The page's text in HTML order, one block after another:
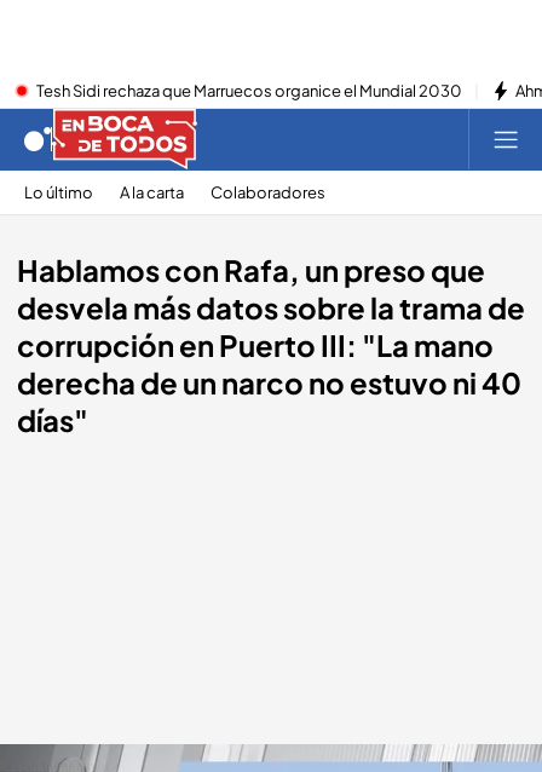
Tesh Sidi rechaza que Marruecos organice el Mundial 2030
Lo último A la carta Colaboradores
Hablamos con Rafa, un preso que
desvela más datos sobre la trama de
corrupción en Puerto III: "La mano
derecha de un narco no estuvo ni 40
días"
Rafa, preso de la cárcel Puerto III de Cádiz.cuatro.com